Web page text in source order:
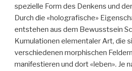
spezielle Form des Denkens und
Durch die «holografische»
entstehen aus dem Bewusstsein
Kumulationen elementaler Art, die
verschiedenen morphischen
manifestieren und dort «leben». Je